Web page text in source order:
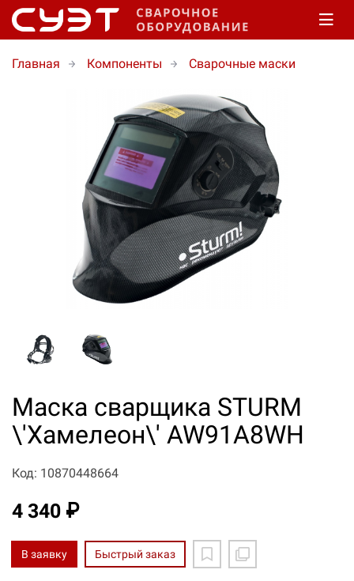
Главная Компоненты Сварочные маски
Маска сварщика STURM
\'Хамелеон\' AW91A8WH
Код: 10870448664
4 340 ₽
В заявку Быстрый заказ